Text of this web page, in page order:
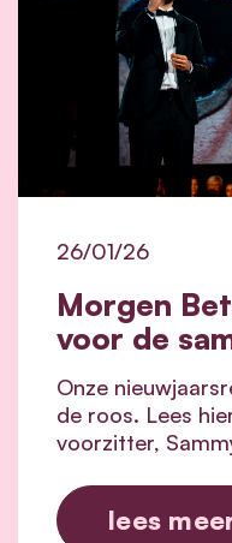
Morgen
voor de
26/01/26
Onze
de roos. Lees
voorzitter,
lees